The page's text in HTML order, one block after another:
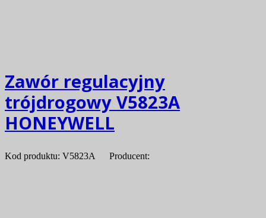
Zawór regulacyjny
trójdrogowy V5823A
HONEYWELL
Kod produktu: V5823A Producent: